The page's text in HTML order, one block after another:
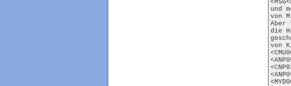
und
von
Aber
die
von